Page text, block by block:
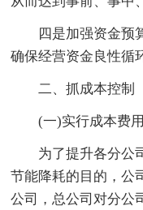
四是加强资金预
确保经营资金良性循
二、抓成本控制
(一)实行成本费
为了提升各分公
节能降耗的目的，公
公司，总公司对分公